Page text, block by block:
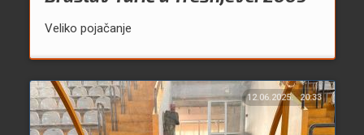
Veliko pojačanje
12.06.2025. 20:33